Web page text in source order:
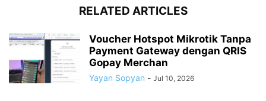
RELATED ARTICLES
Voucher Hotspot Mikrotik Tanpa
Payment Gateway dengan QRIS
Gopay Merchan
Yayan Sopyan - Jul 10, 2026